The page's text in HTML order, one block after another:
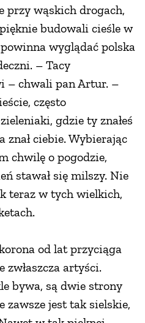
przy wąskich drogach,
budowali cieśle w
wyglądać polska
– Tacy
– chwali pan Artur. –
często
gdzie ty znałeś
znał ciebie. Wybierając
chwilę o pogodzie,
stawał się milszy. Nie
teraz w tych wielkich,
od lat przyciąga
zwłaszcza artyści.
bywa, są dwie strony
zawsze jest tak sielskie,